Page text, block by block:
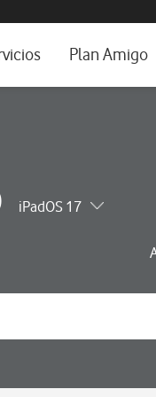
Plan Amigo
iPadOS 17